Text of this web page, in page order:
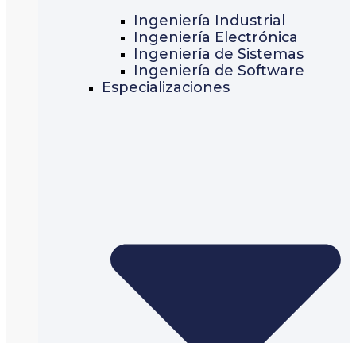
Ingeniería Industrial
Ingeniería Electrónica
Ingeniería de Sistemas
Ingeniería de Software
Especializaciones